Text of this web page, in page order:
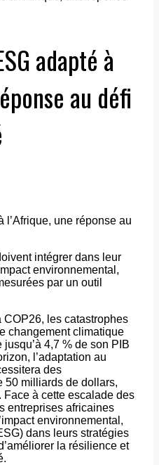
adapté à
au défi
l’Afrique, une réponse au
intégrer dans leur
environnemental,
par un outil
les catastrophes
changement climatique
4,7 % de son PIB
l’adaptation au
des
50 milliards de dollars,
à cette escalade des
entreprises africaines
environnemental,
dans leurs stratégies
la résilience et